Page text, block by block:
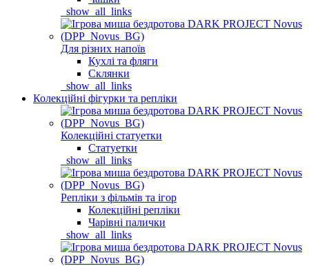
_show_all_links
Для різних напоїв
Кухлі та фляги
Склянки
_show_all_links
Колекційні фігурки та репліки
Колекційні статуетки
Статуетки
_show_all_links
Репліки з фільмів та ігор
Колекційні репліки
Чарівні палички
_show_all_links